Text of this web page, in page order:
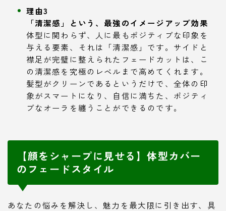
理由3
「清潔感」という、最強のイメージアップ効果
体型に関わらず、人に最もポジティブな印象を
与える要素、それは「清潔感」です。サイドと
襟足が完璧に整えられたフェードカットは、こ
の清潔感を究極のレベルまで高めてくれます。
髪型がクリーンであるというだけで、全体の印
象がスマートになり、自信に満ちた、ポジティ
ブなオーラを纏うことができるのです。
【顔をシャープに見せる】体型カバー
のフェードスタイル
あなたの悩みを解決し、魅力を最大限に引き出す、具